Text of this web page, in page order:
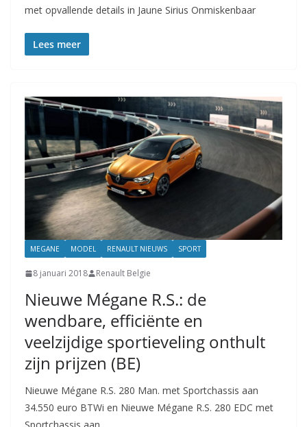
met opvallende details in Jaune Sirius Onmiskenbaar
Lees meer
MEGANE MODEL RENAULT NIEUWS SPORT
8 januari 2018 Renault Belgie
Nieuwe Mégane R.S.: de
wendbare, efficiënte en
veelzijdige sportieveling onthult
zijn prijzen (BE)
Nieuwe Mégane R.S. 280 Man. met Sportchassis aan
34.550 euro BTWi en Nieuwe Mégane R.S. 280 EDC met